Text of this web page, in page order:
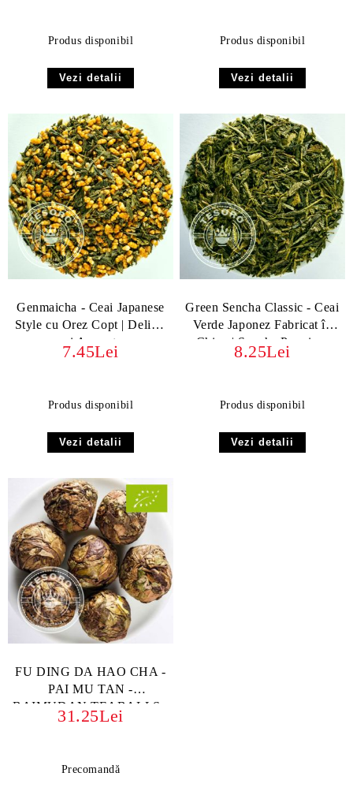
Produs disponibil
Vezi detalii
Produs disponibil
Vezi detalii
Genmaicha - Ceai Japanese
Style cu Orez Copt | Delicat
și Aromat
7.45Lei
Produs disponibil
Vezi detalii
Green Sencha Classic - Ceai
Verde Japonez Fabricat în
China | Sencha Premium
8.25Lei
Produs disponibil
Vezi detalii
FU DING DA HAO CHA -
PAI MU TAN -
BAIMUDAN TEABALLS -
BIO ORGANIC | Ceai
31.25Lei
Precomandă